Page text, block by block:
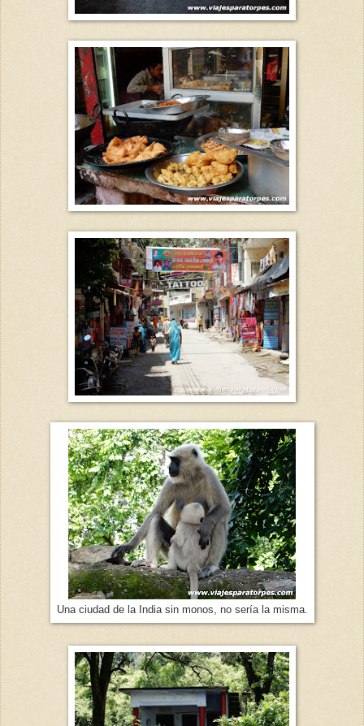
Una ciudad de la India sin monos, no sería la misma.